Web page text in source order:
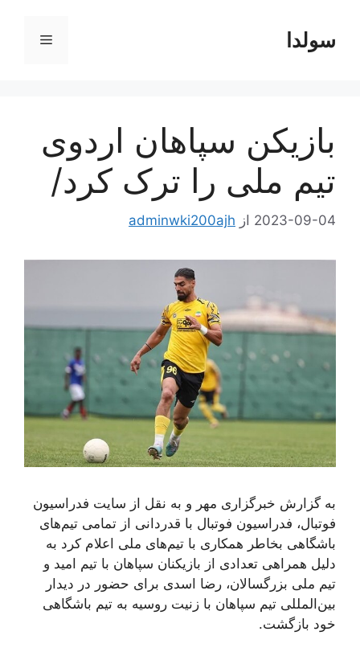
محتواسولدا فهرست
بازیکن سپاهان اردوی
تیم ملی را ترک کرد/
2023-09-04 از adminwki200ajh
به گزارش خبرگزاری مهر و به نقل از سایت فدراسیون
فوتبال، فدراسیون فوتبال با قدردانی از تمامی تیم‌های
باشگاهی بخاطر همکاری با تیم‌های ملی اعلام کرد به
دلیل همراهی تعدادی از بازیکنان سپاهان با تیم امید و
تیم ملی بزرگسالان، رضا اسدی برای حضور در دیدار
بین‌المللی تیم سپاهان با زنیت روسیه به تیم باشگاهی
خود بازگشت.